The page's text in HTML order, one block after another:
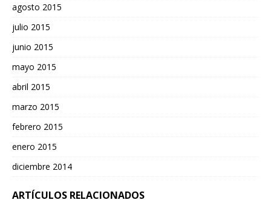
agosto 2015
julio 2015
junio 2015
mayo 2015
abril 2015
marzo 2015
febrero 2015
enero 2015
diciembre 2014
ARTÍCULOS RELACIONADOS